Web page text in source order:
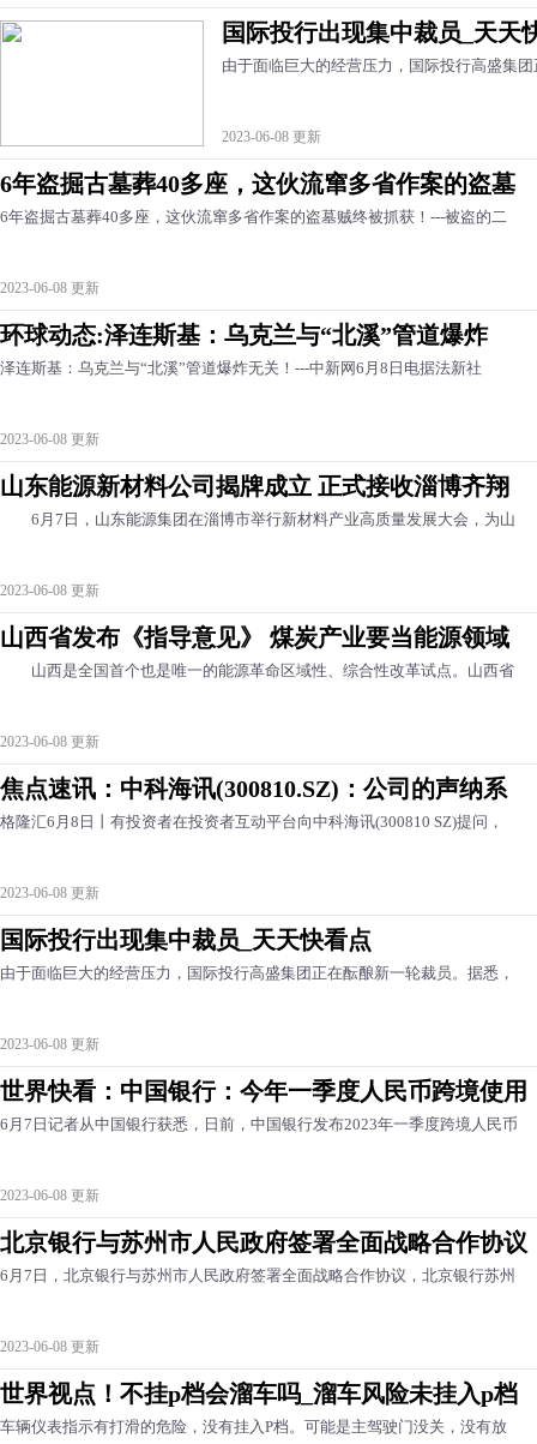
国际投行出现集中裁员_天天
由于面临巨大的经营压力，国际投行高盛集
2023-06-08 更新
6年盗掘古墓葬40多座，这伙流窜多省作案的盗墓
6年盗掘古墓葬40多座，这伙流窜多省作案的盗墓贼终被抓获！---被盗的二
2023-06-08 更新
环球动态:泽连斯基：乌克兰与“北溪”管道爆炸
泽连斯基：乌克兰与“北溪”管道爆炸无关！---中新网6月8日电据法新社
2023-06-08 更新
山东能源新材料公司揭牌成立 正式接收淄博齐翔
6月7日，山东能源集团在淄博市举行新材料产业高质量发展大会，为山
2023-06-08 更新
山西省发布《指导意见》 煤炭产业要当能源领域
山西是全国首个也是唯一的能源革命区域性、综合性改革试点。山西省
2023-06-08 更新
焦点速讯：中科海讯(300810.SZ)：公司的声纳系
格隆汇6月8日丨有投资者在投资者互动平台向中科海讯(300810 SZ)提问，
2023-06-08 更新
国际投行出现集中裁员_天天快看点
由于面临巨大的经营压力，国际投行高盛集团正在酝酿新一轮裁员。据悉，
2023-06-08 更新
世界快看：中国银行：今年一季度人民币跨境使用
6月7日记者从中国银行获悉，日前，中国银行发布2023年一季度跨境人民币
2023-06-08 更新
北京银行与苏州市人民政府签署全面战略合作协议
6月7日，北京银行与苏州市人民政府签署全面战略合作协议，北京银行苏州
2023-06-08 更新
世界视点！不挂p档会溜车吗_溜车风险未挂入p档
车辆仪表指示有打滑的危险，没有挂入P档。可能是主驾驶门没关，没有放